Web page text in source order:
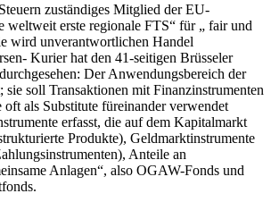
zuständiges Mitglied der EU-
weltweit erste regionale FTS“ für „ fair und
wird unverantwortlichen Handel
Kurier hat den 41-seitigen Brüsseler
Der Anwendungsbereich der
sie soll Transaktionen mit Finanzinstrumenten
als Substitute füreinander verwendet
erfasst, die auf dem Kapitalmarkt
Produkte), Geldmarktinstrumente
Anteile an
Anlagen“, also OGAW-Fonds und